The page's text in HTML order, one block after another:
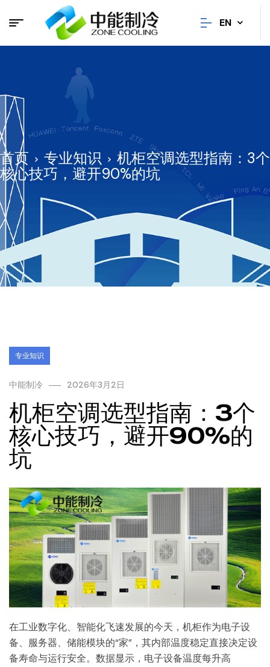
EN
首页 专业知识
机柜空调选型指南：3个
核心技巧，避开90%的坑
专业知识
中能制冷 2026年3月2日
机柜空调选型指南：3个
核心技巧，避开90%的
坑
在工业数字化、智能化飞速发展的今天，机柜作为电子设
备、服务器、储能模块的“家”，其内部温度稳定直接决定设
备寿命与运行安全。数据显示，电子设备温度每升高